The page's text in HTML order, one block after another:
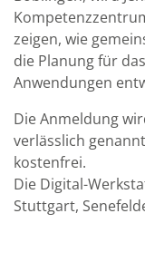
zeigen, wie
die Planung für
Anwendungen
Die Anmeldung
verlässlich
kostenfrei.
Die Digital-
Stuttgart,